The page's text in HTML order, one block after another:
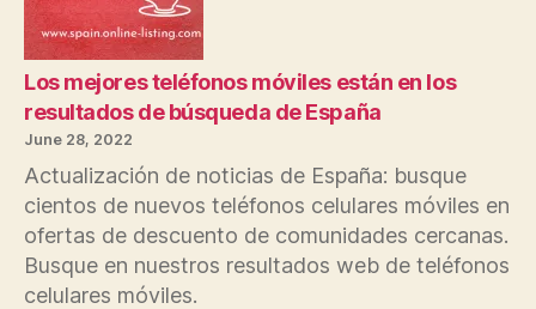
Los mejores teléfonos móviles están en los
resultados de búsqueda de España
June 28, 2022
Actualización de noticias de España: busque
cientos de nuevos teléfonos celulares móviles en
ofertas de descuento de comunidades cercanas.
Busque en nuestros resultados web de teléfonos
celulares móviles.